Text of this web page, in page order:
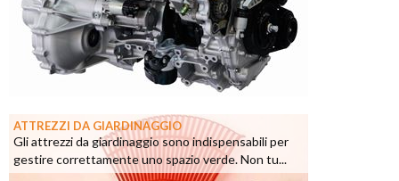
ATTREZZI DA GIARDINAGGIO
Gli attrezzi da giardinaggio sono indispensabili per
gestire correttamente uno spazio verde. Non tu...